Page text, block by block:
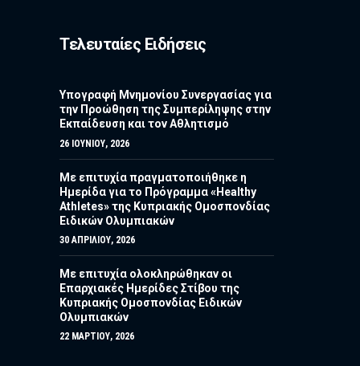
Τελευταίες Ειδήσεις
Υπογραφή Μνημονίου Συνεργασίας για
την Προώθηση της Συμπερίληψης στην
Εκπαίδευση και τον Αθλητισμό
26 ΙΟΥΝΊΟΥ, 2026
Με επιτυχία πραγματοποιήθηκε η
Ημερίδα για το Πρόγραμμα «Healthy
Athletes» της Κυπριακής Ομοσπονδίας
Ειδικών Ολυμπιακών
30 ΑΠΡΙΛΊΟΥ, 2026
Με επιτυχία ολοκληρώθηκαν οι
Επαρχιακές Ημερίδες Στίβου της
Κυπριακής Ομοσπονδίας Ειδικών
Ολυμπιακών
22 ΜΑΡΤΊΟΥ, 2026